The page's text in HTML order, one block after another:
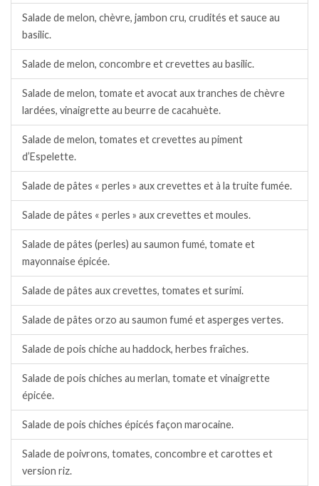
Salade de melon, chèvre, jambon cru, crudités et sauce au
basilic.
Salade de melon, concombre et crevettes au basilic.
Salade de melon, tomate et avocat aux tranches de chèvre
lardées, vinaigrette au beurre de cacahuète.
Salade de melon, tomates et crevettes au piment
d’Espelette.
Salade de pâtes « perles » aux crevettes et à la truite fumée.
Salade de pâtes « perles » aux crevettes et moules.
Salade de pâtes (perles) au saumon fumé, tomate et
mayonnaise épicée.
Salade de pâtes aux crevettes, tomates et surimi.
Salade de pâtes orzo au saumon fumé et asperges vertes.
Salade de pois chiche au haddock, herbes fraîches.
Salade de pois chiches au merlan, tomate et vinaigrette
épicée.
Salade de pois chiches épicés façon marocaine.
Salade de poivrons, tomates, concombre et carottes et
version riz.